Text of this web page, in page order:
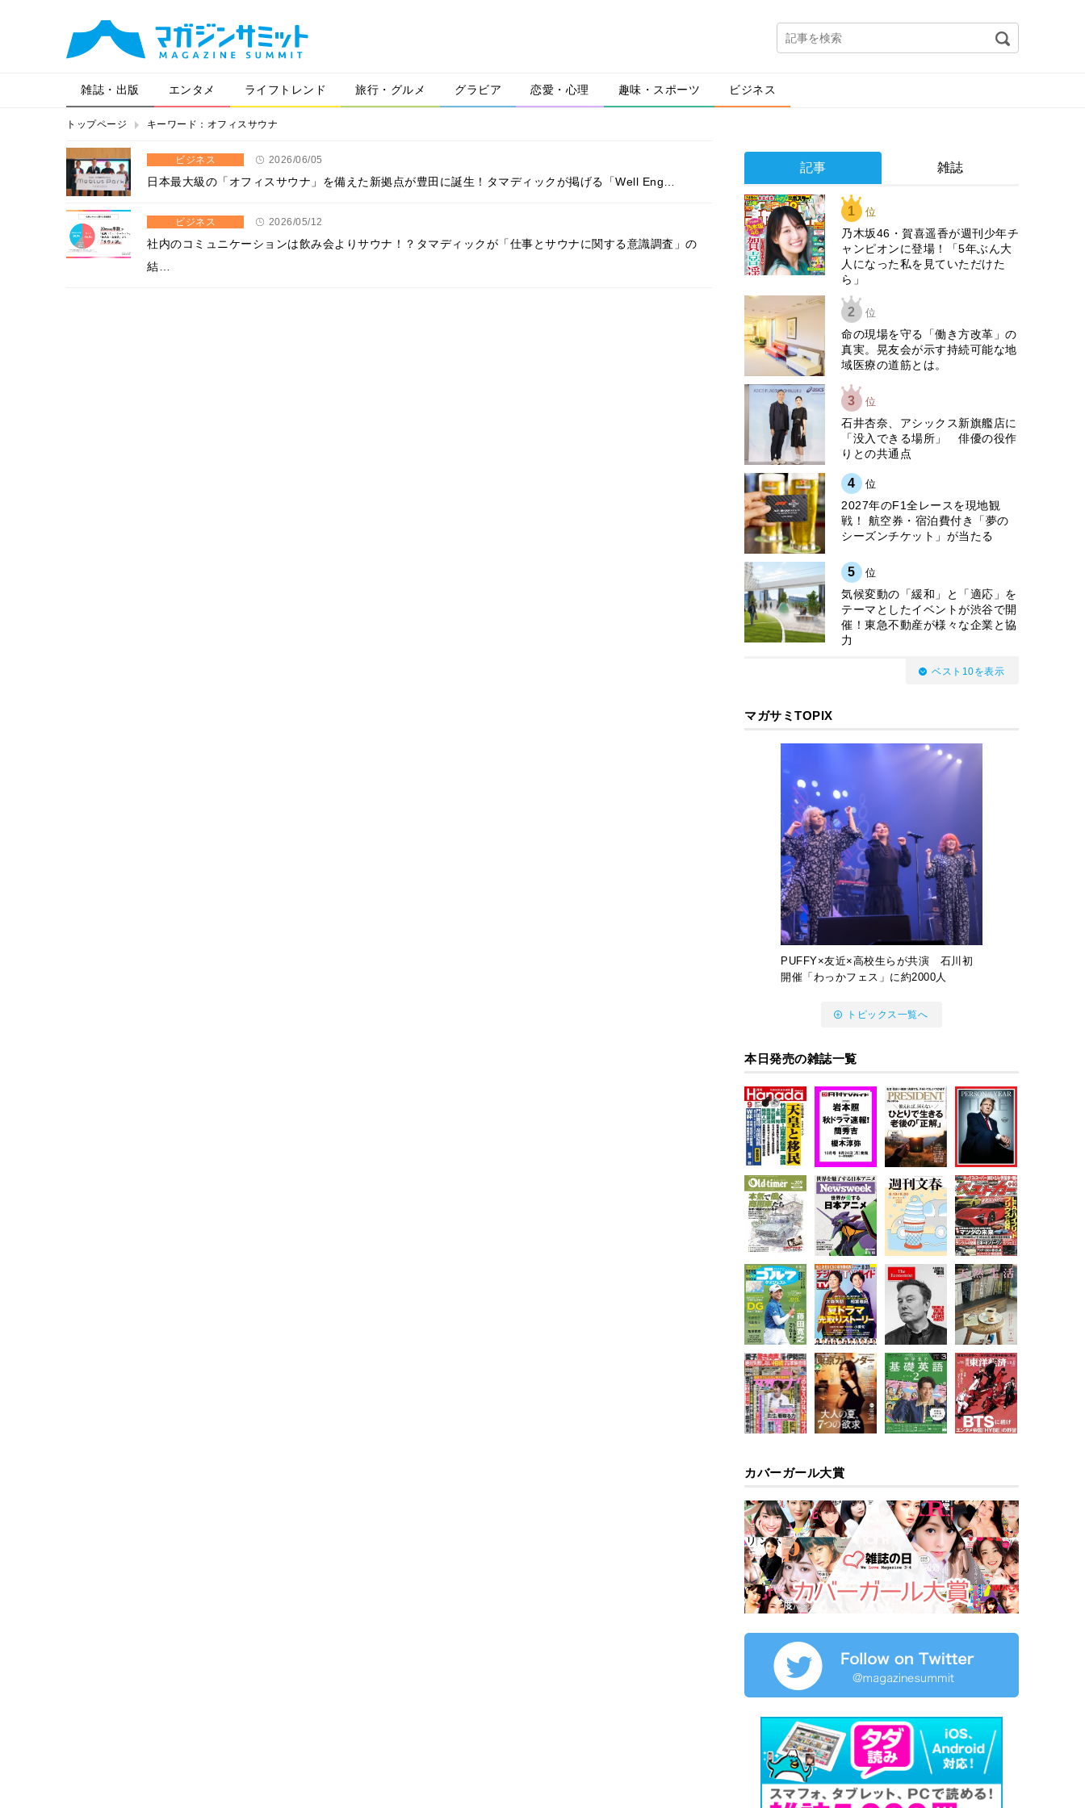
雑誌・出版 エンタメ ライフトレンド 旅行・グルメ グラビア 恋愛・心理 趣味・スポーツ ビジネス
トップページ キーワード：オフィスサウナ
ビジネス 2026/06/05
日本最大級の「オフィスサウナ」を備えた新拠点が豊田に誕生！タマディックが掲げる「Well Eng…
ビジネス 2026/05/12
社内のコミュニケーションは飲み会よりサウナ！？タマディックが「仕事とサウナに関する意識調査」の
結…
記事 雑誌
1 位
乃木坂46・賀喜遥香が週刊少年チ
ャンピオンに登場！「5年ぶん大
人になった私を見ていただけた
ら」
2 位
​命の現場を守る「働き方改革」の
真実。晃友会が示す持続可能な地
域医療の道筋とは。
3 位
石井杏奈、アシックス新旗艦店に
「没入できる場所」 俳優の役作
りとの共通点
4 位
2027年のF1全レースを現地観
戦！ 航空券・宿泊費付き「夢の
シーズンチケット」が当たる
5 位
気候変動の「緩和」と「適応」を
テーマとしたイベントが渋谷で開
催！東急不動産が様々な企業と協
力
ベスト10を表示
マガサミTOPIX
PUFFY×友近×高校生らが共演 石川初
開催「わっかフェス」に約2000人
トピックス一覧へ
本日発売の雑誌一覧
カバーガール大賞